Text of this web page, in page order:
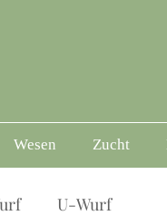
Wesen Zucht
U-Wurf